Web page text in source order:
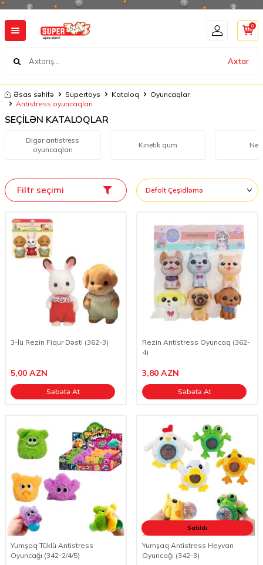
Axtar
0
Əsas səhifə Supertoys Kataloq
Oyuncaqlar
Antistress oyuncaqları
SEÇİLƏN KATALOQLAR
Digər antistress
oyuncaqları
Kinetik qum
Filtr seçimi
3-lü Rezin Fiqur Dəsti (362-3)
5,00 AZN
Səbətə At
Rezin Antistress Oyuncaq (362-
4)
3,80 AZN
Səbətə At
Yumşaq Tüklü Antistress
Oyuncağı (342-2/4/5)
Satıldı
Yumşaq Antistress Heyvan
Oyuncağı (342-3)